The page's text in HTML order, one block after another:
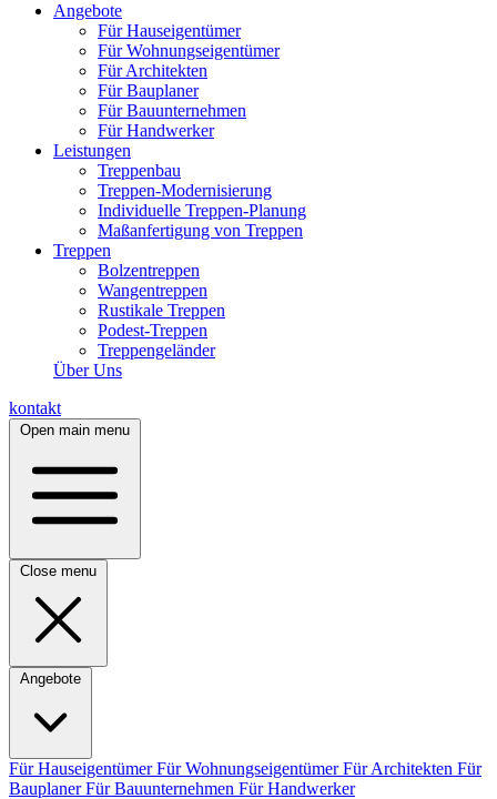
Angebote
Für Hauseigentümer
Für Wohnungseigentümer
Für Architekten
Für Bauplaner
Für Bauunternehmen
Für Handwerker
Leistungen
Treppenbau
Treppen-Modernisierung
Individuelle Treppen-Planung
Maßanfertigung von Treppen
Treppen
Bolzentreppen
Wangentreppen
Rustikale Treppen
Podest-Treppen
Treppengeländer
Über Uns
kontakt
Open main menu
Close menu
Angebote
Für HauseigentümerFür WohnungseigentümerFür Architekten Für
BauplanerFür Bauunternehmen Für Handwerker